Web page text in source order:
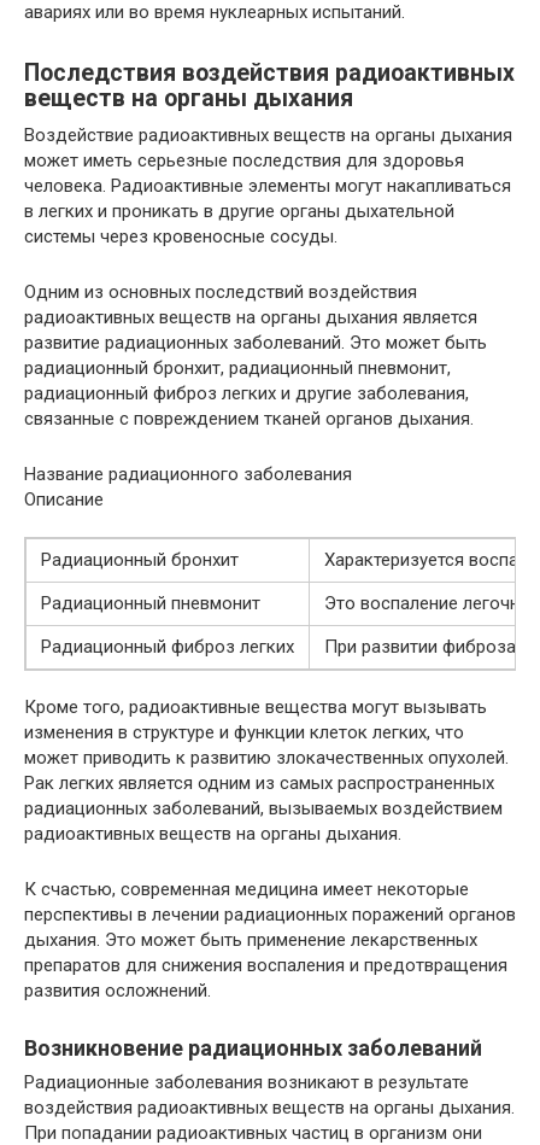
авариях или во время нуклеарных испытаний.
Последствия воздействия радиоактивных
веществ на органы дыхания
Воздействие радиоактивных веществ на органы дыхания
может иметь серьезные последствия для здоровья
человека. Радиоактивные элементы могут накапливаться
в легких и проникать в другие органы дыхательной
системы через кровеносные сосуды.
Одним из основных последствий воздействия
радиоактивных веществ на органы дыхания является
развитие радиационных заболеваний. Это может быть
радиационный бронхит, радиационный пневмонит,
радиационный фиброз легких и другие заболевания,
связанные с повреждением тканей органов дыхания.
Название радиационного заболевания
Описание
Радиационный бронхит
Характеризуется
Радиационный пневмонит
Это воспаление
Радиационный фиброз легких
При развитии фиброза
Кроме того, радиоактивные вещества могут вызывать
изменения в структуре и функции клеток легких, что
может приводить к развитию злокачественных опухолей.
Рак легких является одним из самых распространенных
радиационных заболеваний, вызываемых воздействием
радиоактивных веществ на органы дыхания.
К счастью, современная медицина имеет некоторые
перспективы в лечении радиационных поражений органов
дыхания. Это может быть применение лекарственных
препаратов для снижения воспаления и предотвращения
развития осложнений.
Возникновение радиационных заболеваний
Радиационные заболевания возникают в результате
воздействия радиоактивных веществ на органы дыхания.
При попадании радиоактивных частиц в организм они